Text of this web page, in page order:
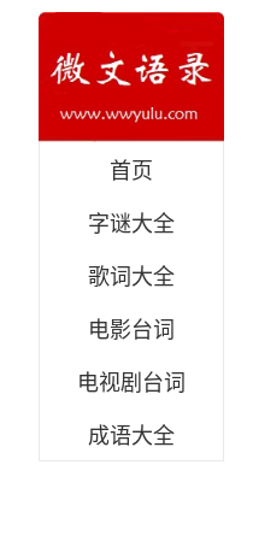
首页
字谜大全
歌词大全
电影台词
电视剧台词
成语大全